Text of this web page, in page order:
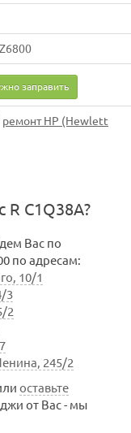
заправить
ремонт HP (Hewlett
R C1Q38A?
Вас по
по адресам:
10/1
3
2
245/2
оставьте
от Вас - мы